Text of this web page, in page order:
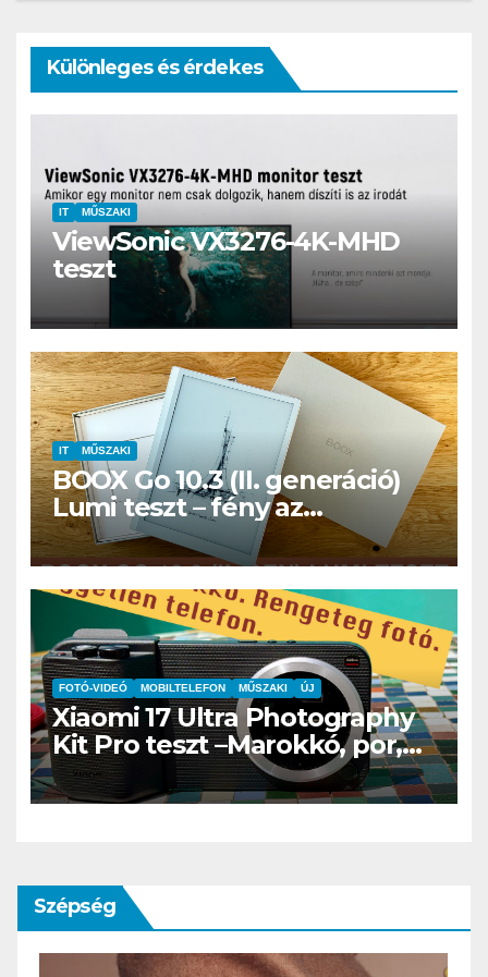
Különleges és érdekes
IT MŰSZAKI
ViewSonic VX3276-4K-MHD
teszt
IT MŰSZAKI
BOOX Go 10.3 (II. generáció)
Lumi teszt – fény az
éjszakában, fél könyvtár a
családi csomagban
FOTÓ-VIDEÓ MOBILTELEFON MŰSZAKI ÚJ
Xiaomi 17 Ultra Photography
Kit Pro teszt –Marokkó, por,
hegyek és az a
bizonyospillanat, amikor nem
Szépség